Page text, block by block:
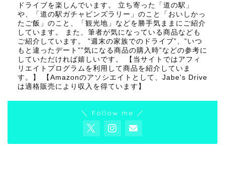
ドライブを楽しんでいます。 立ち寄った「道の駅」
や、「道の駅ガチャピンズラリー」のこと「おいしかっ
たご飯」のこと、「観光地」などを勝手気ままにご紹介
しています。 また、筆者が気になっている商品なども
ご紹介しています。 ”週末の家族でのドライブ”、”いつ
もと違ったデート””気になる商品の購入時”などの参考に
していただければ嬉しいです。 【当サイトではアフィ
リエイトプログラムを利用して商品を紹介していま
す。】 【Amazonのアソシエイトとして、Jabe's Drive
は適格販売により収入を得ています】
＼ Follow me ／